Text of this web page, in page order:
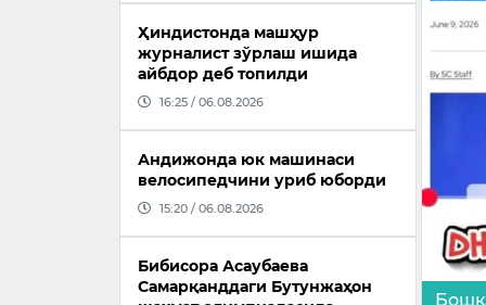
Ҳиндистонда машҳур
журналист зўрлаш ишида
айбдор деб топилди
16:25 / 06.08.2026
Андижонда юк машинаси
велосипедчини уриб юборди
15:20 / 06.08.2026
Бибисора Асаубаева
Самарқанддаги Бутунжаҳон